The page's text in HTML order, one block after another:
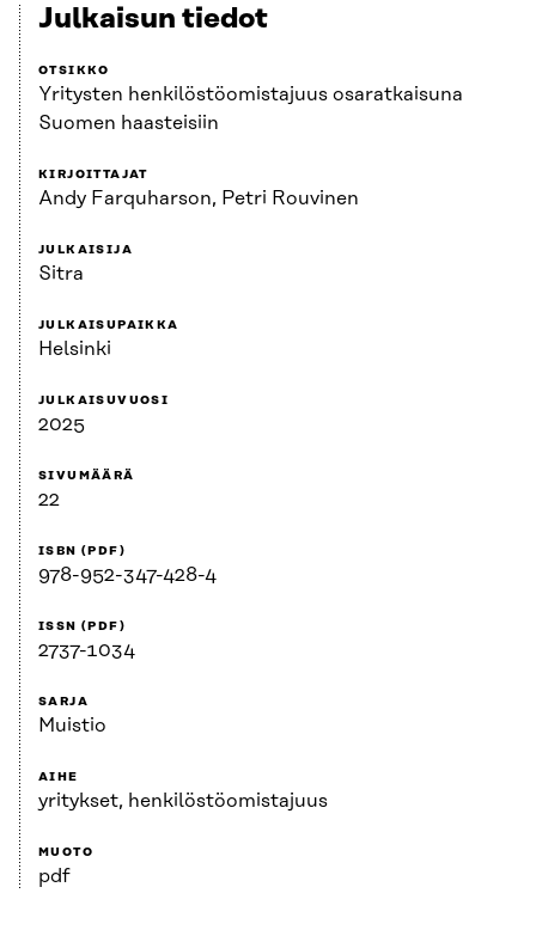
Julkaisun tiedot
OTSIKKO
Yritysten henkilöstöomistajuus osaratkaisuna
Suomen haasteisiin
KIRJOITTAJAT
Andy Farquharson, Petri Rouvinen
JULKAISIJA
Sitra
JULKAISUPAIKKA
Helsinki
JULKAISUVUOSI
2025
SIVUMÄÄRÄ
22
ISBN (PDF)
978-952-347-428-4
ISSN (PDF)
2737-1034
SARJA
Muistio
AIHE
yritykset, henkilöstöomistajuus
MUOTO
pdf